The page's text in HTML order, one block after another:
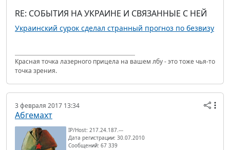
RE: СОБЫТИЯ НА УКРАИНЕ И СВЯЗАННЫЕ С НЕЙ
Украинский сурок сделал странный прогноз по безвизу
Красная точка лазерного прицела на вашем лбу - это тоже чья-то
точка зрения.
3 февраля 2017 13:34
Абгемахт
IP/Host: 217.24.187.---
Дата регистрации: 30.07.2010
Сообщений: 67 339